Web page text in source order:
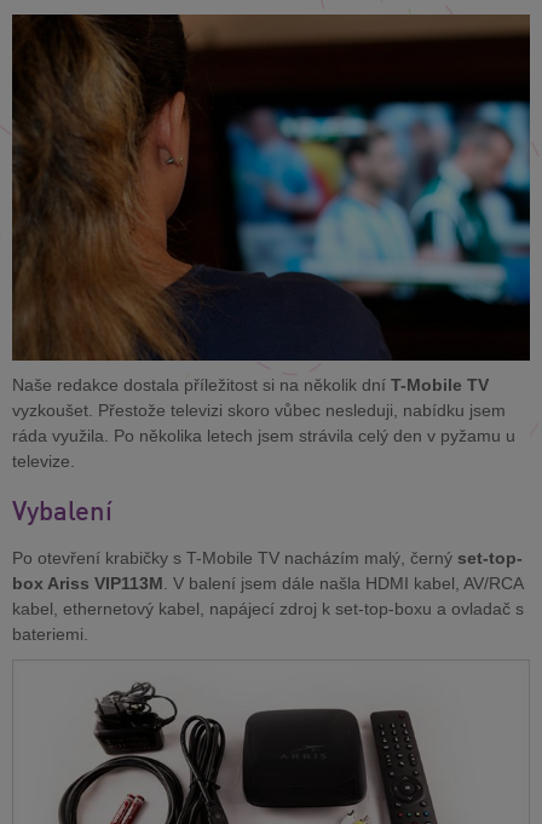
Naše redakce dostala příležitost si na několik dní T-Mobile TV
vyzkoušet. Přestože televizi skoro vůbec nesleduji, nabídku jsem
ráda využila. Po několika letech jsem strávila celý den v pyžamu u
televize.
Vybalení
Po otevření krabičky s T-Mobile TV nacházím malý, černý set-top-
box Ariss VIP113M . V balení jsem dále našla HDMI kabel, AV/RCA
kabel, ethernetový kabel, napájecí zdroj k set-top-boxu a ovladač s
bateriemi.